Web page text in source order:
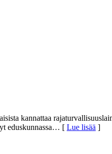
kannattaa
eduskunnassa… [ Lue lisää ]